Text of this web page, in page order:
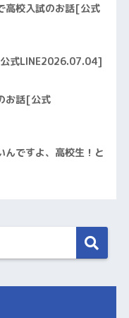
高校入試のお話[公式
式LINE2026.07.04]
お話[公式
んですよ、高校生！と